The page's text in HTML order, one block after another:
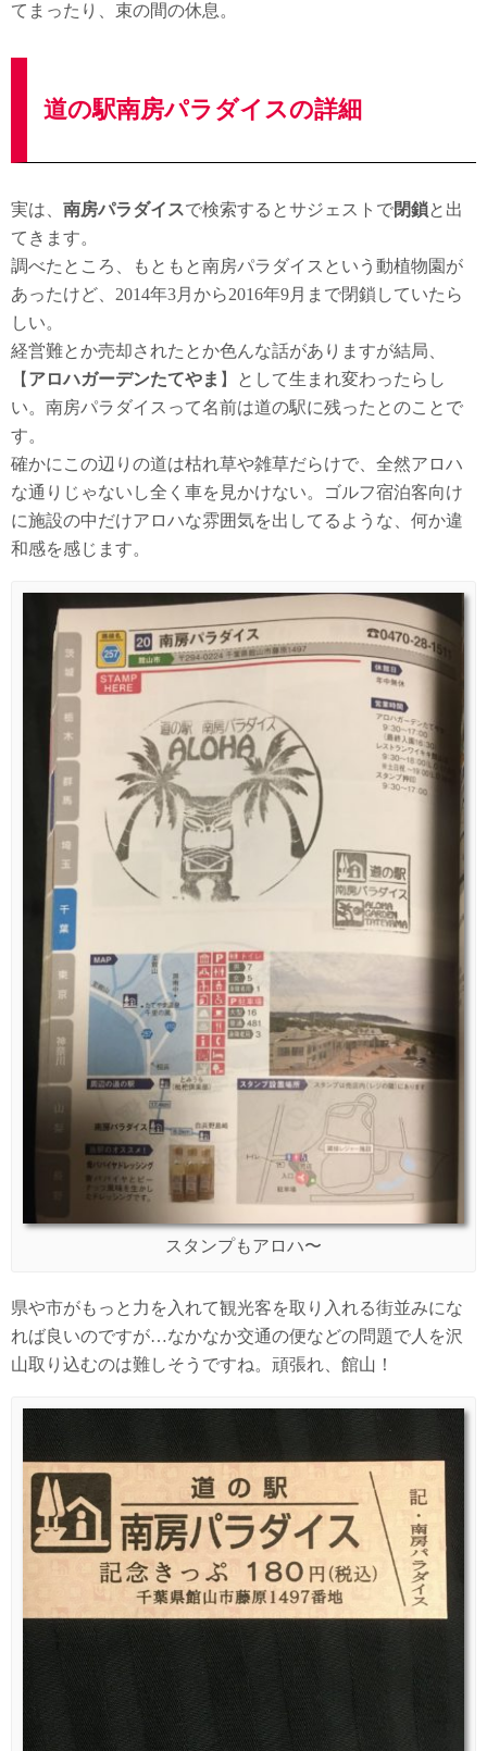
てまったり、束の間の休息。
道の駅南房パラダイスの詳細
実は、 南房パラダイスで検索するとサジェストで閉鎖と出
てきます。
調べたところ、もともと南房パラダイスという動植物園が
あったけど、2014年3月から2016年9月まで閉鎖していたら
しい。
経営難とか売却されたとか色んな話がありますが結局、
【 アロハガーデンたてやま 】として生まれ変わったらし
い。南房パラダイスって名前は道の駅に残ったとのことで
す。
確かにこの辺りの道は枯れ草や雑草だらけで、全然アロハ
な通りじゃないし全く車を見かけない。ゴルフ宿泊客向け
に施設の中だけアロハな雰囲気を出してるような、何か違
和感を感じます。
スタンプもアロハ〜
県や市がもっと力を入れて観光客を取り入れる街並みにな
れば良いのですが…なかなか交通の便などの問題で人を沢
山取り込むのは難しそうですね。頑張れ、館山！